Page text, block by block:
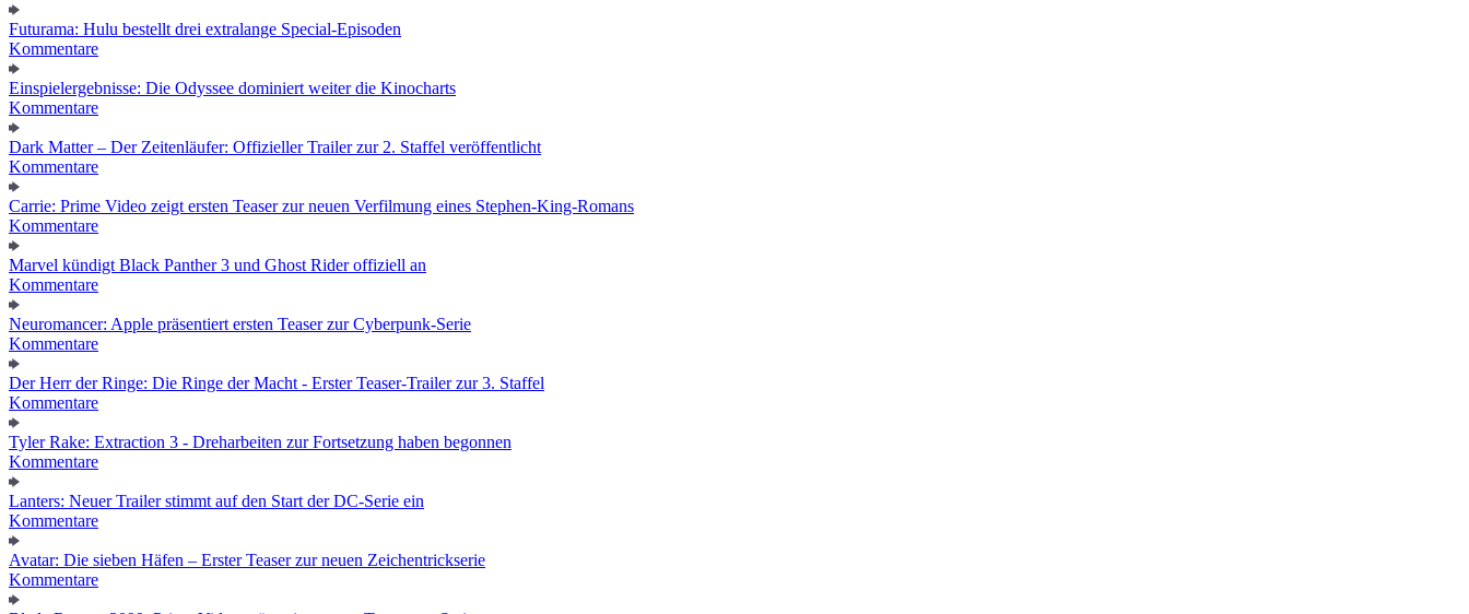
Futurama: Hulu bestellt drei extralange Special-Episoden
Kommentare
Einspielergebnisse: Die Odyssee dominiert weiter die Kinocharts
Kommentare
Dark Matter – Der Zeitenläufer: Offizieller Trailer zur 2. Staffel veröffentlicht
Kommentare
Carrie: Prime Video zeigt ersten Teaser zur neuen Verfilmung eines Stephen-King-Romans
Kommentare
Marvel kündigt Black Panther 3 und Ghost Rider offiziell an
Kommentare
Neuromancer: Apple präsentiert ersten Teaser zur Cyberpunk-Serie
Kommentare
Der Herr der Ringe: Die Ringe der Macht - Erster Teaser-Trailer zur 3. Staffel
Kommentare
Tyler Rake: Extraction 3 - Dreharbeiten zur Fortsetzung haben begonnen
Kommentare
Lanters: Neuer Trailer stimmt auf den Start der DC-Serie ein
Kommentare
Avatar: Die sieben Häfen – Erster Teaser zur neuen Zeichentrickserie
Kommentare